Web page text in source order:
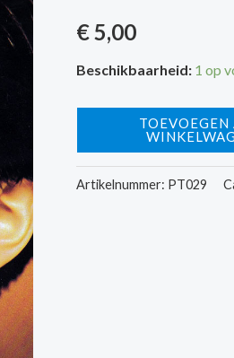
€5,00
Beschikbaarheid: 1 op
-
TOEVOEGEN
Artikelnummer: PT029